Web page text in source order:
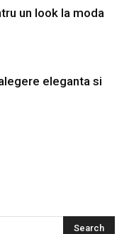
un look la moda
eleganta si